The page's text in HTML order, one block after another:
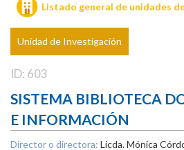
Listado general de unidades
Unidad de Investigación
ID: 603
SISTEMA BIBLIOTECA
E INFORMACIÓN
Director o directora: Licda. Mónica